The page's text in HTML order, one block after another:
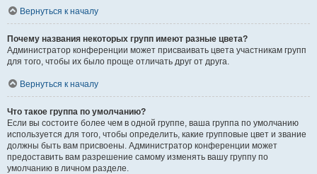
Вернуться к началу
Почему названия некоторых групп имеют разные цвета?
Администратор конференции может присваивать цвета участникам групп
для того, чтобы их было проще отличать друг от друга.
Вернуться к началу
Что такое группа по умолчанию?
Если вы состоите более чем в одной группе, ваша группа по умолчанию
используется для того, чтобы определить, какие групповые цвет и звание
должны быть вам присвоены. Администратор конференции может
предоставить вам разрешение самому изменять вашу группу по
умолчанию в личном разделе.